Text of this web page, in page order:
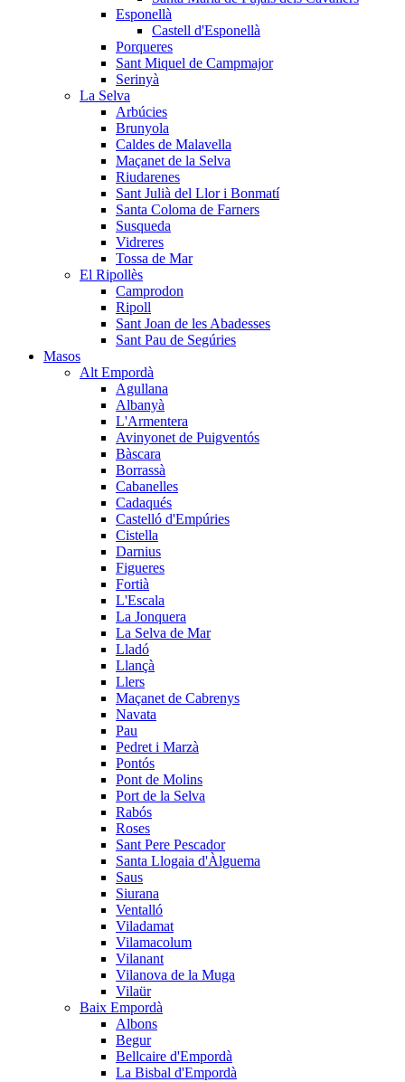
Esponellà
Castell d'Esponellà
Porqueres
Sant Miquel de Campmajor
Serinyà
La Selva
Arbúcies
Brunyola
Caldes de Malavella
Maçanet de la Selva
Riudarenes
Sant Julià del Llor i Bonmatí
Santa Coloma de Farners
Susqueda
Vidreres
Tossa de Mar
El Ripollès
Camprodon
Ripoll
Sant Joan de les Abadesses
Sant Pau de Segúries
Masos
Alt Empordà
Agullana
Albanyà
L'Armentera
Avinyonet de Puigventós
Bàscara
Borrassà
Cabanelles
Cadaqués
Castelló d'Empúries
Cistella
Darnius
Figueres
Fortià
L'Escala
La Jonquera
La Selva de Mar
Lladó
Llançà
Llers
Maçanet de Cabrenys
Navata
Pau
Pedret i Marzà
Pontós
Pont de Molins
Port de la Selva
Rabós
Roses
Sant Pere Pescador
Santa Llogaia d'Àlguema
Saus
Siurana
Ventalló
Viladamat
Vilamacolum
Vilanant
Vilanova de la Muga
Vilaür
Baix Empordà
Albons
Begur
Bellcaire d'Empordà
La Bisbal d'Empordà